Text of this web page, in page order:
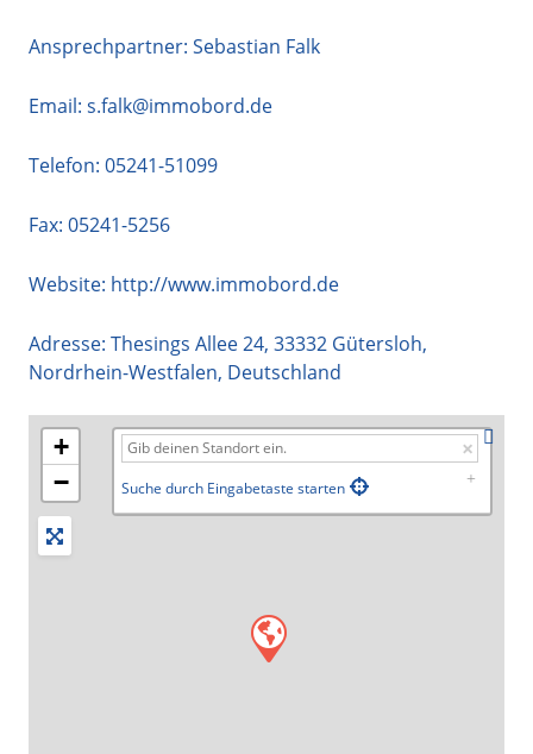
Ansprechpartner: Sebastian Falk
Email: s.falk@immobord.de
Telefon: 05241-51099
Fax: 05241-5256
Website: http://www.immobord.de
Adresse: Thesings Allee 24, 33332 Gütersloh,
Nordrhein-Westfalen, Deutschland
+
−
Suche durch Eingabetaste starten